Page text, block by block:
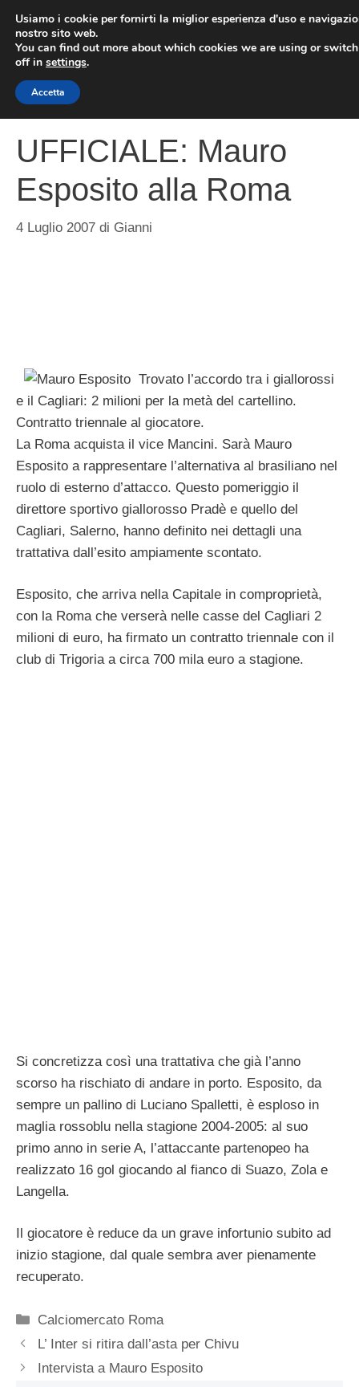
contenuto
UFFICIALE: Mauro
Esposito alla Roma
4 Luglio 2007 di Gianni
Trovato l’accordo tra i giallorossi
e il Cagliari: 2 milioni per la metà del cartellino.
Contratto triennale al giocatore.
La Roma acquista il vice Mancini. Sarà Mauro
Esposito a rappresentare l’alternativa al brasiliano nel
ruolo di esterno d’attacco. Questo pomeriggio il
direttore sportivo giallorosso Pradè e quello del
Cagliari, Salerno, hanno definito nei dettagli una
trattativa dall’esito ampiamente scontato.
Esposito, che arriva nella Capitale in comproprietà,
con la Roma che verserà nelle casse del Cagliari 2
milioni di euro, ha firmato un contratto triennale con il
club di Trigoria a circa 700 mila euro a stagione.
Si concretizza così una trattativa che già l’anno
scorso ha rischiato di andare in porto. Esposito, da
sempre un pallino di Luciano Spalletti, è esploso in
maglia rossoblu nella stagione 2004-2005: al suo
primo anno in serie A, l’attaccante partenopeo ha
realizzato 16 gol giocando al fianco di Suazo, Zola e
Langella.
Il giocatore è reduce da un grave infortunio subito ad
inizio stagione, dal quale sembra aver pienamente
recuperato.
Categorie
Calciomercato Roma
L’ Inter si ritira dall’asta per Chivu
Intervista a Mauro Esposito
Usiamo i cookie per fornirti la miglior esperienza d'uso e
nostro sito web.
You can find out more about which cookies we are using or
off in settings.
Accetta